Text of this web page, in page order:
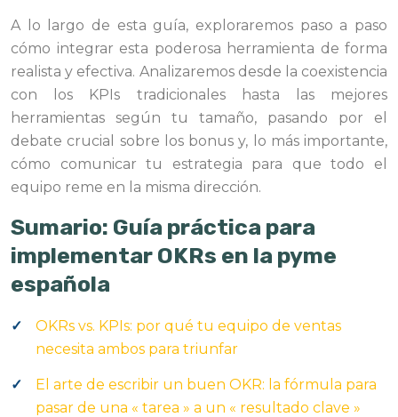
A lo largo de esta guía, exploraremos paso a paso
cómo integrar esta poderosa herramienta de forma
realista y efectiva. Analizaremos desde la coexistencia
con los KPIs tradicionales hasta las mejores
herramientas según tu tamaño, pasando por el
debate crucial sobre los bonus y, lo más importante,
cómo comunicar tu estrategia para que todo el
equipo reme en la misma dirección.
Sumario: Guía práctica para
implementar OKRs en la pyme
española
OKRs vs. KPIs: por qué tu equipo de ventas
necesita ambos para triunfar
El arte de escribir un buen OKR: la fórmula para
pasar de una « tarea » a un « resultado clave »